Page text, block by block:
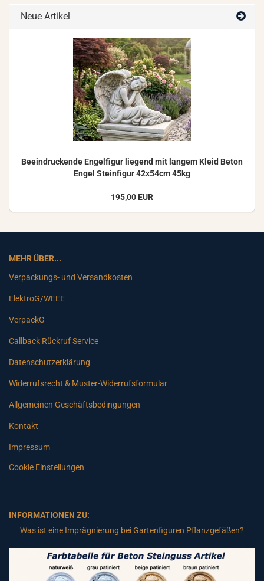
Neue Artikel
Be­ein­dru­cken­de En­gel­fi­gur lie­gend mit lan­gem Kleid Beton
Engel Stein­fi­gur 42x54cm 45kg
195,00 EUR
MEHR ÜBER...
Verpackungs- und Versandkosten
ElektroG/WEEE
VerpackG
Callback Rückruf Service
Datenschutzerklärung
Widerrufsrecht & Muster-Widerrufsformular
Allgemeinen Geschäftsbedingungen
Kontakt
Impressum
Cookie Einstellungen
INFORMATIONEN ZU:
Was ist eine Imprägnierung bei Gartenfiguren Pflanzgefäßen?